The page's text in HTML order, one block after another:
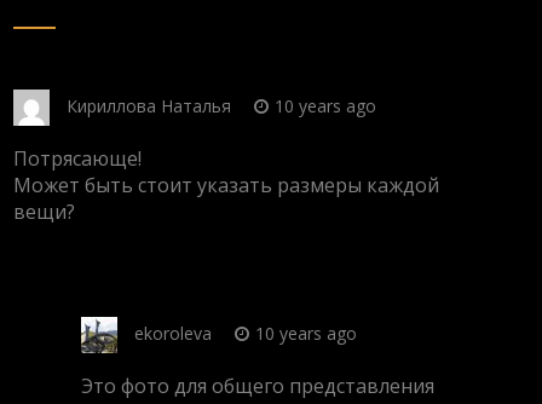
Кириллова Наталья 10 years ago
Потрясающе!
Может быть стоит указать размеры каждой
вещи?
ekoroleva 10 years ago
Это фото для общего представления